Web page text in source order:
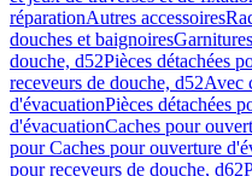
réparationAutres accessoires
douches et baignoires
douche, d52Pièces détachées
receveurs de douche, d52Avec
d'évacuationPièces détachées
d'évacuationCaches pour
pour Caches pour ouverture
pour receveurs de douche, d62